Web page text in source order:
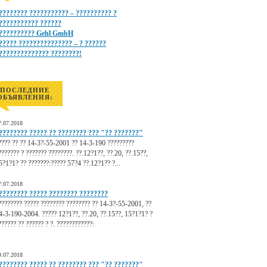
??????????? – ?????????? ?
??????
Gehl GmbH
??????????????? – ? ??????
????????!
ПОСЛЕДНИЕ
????? ?? ???????? ??? "?? ???????"
?? ?? 14-3?-55-2001 ?? 14-3-190 ?????????
? ??????? ????????. ??.12?1??, ??.20, ??.15??,
?? ???????:????? 57?4 ??.12?1?? ?...
????? ???????? ????????
????? ???????? ???????? ?? 14-3?-55-2001, ??
3-190-2004. ????? 12?1??, ??.20, ??.15??, 15?1?1? ?
?? ?????? ? ?. ????????????:
????? ?? ???????? ??? "?? ???????"